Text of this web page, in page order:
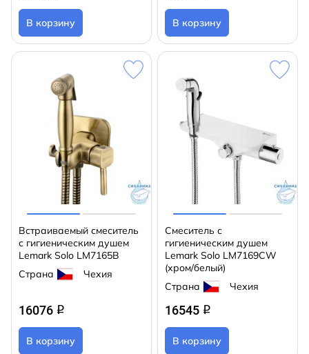
В корзину В корзину
Встраиваемый смеситель
с гигиеническим душем
Lemark Solo LM7165B
Страна
Чехия
16076 q
В корзину
Cмеситель с
гигиеническим душем
Lemark Solo LM7169CW
(хром/белый)
Страна
Чехия
16545 q
В корзину